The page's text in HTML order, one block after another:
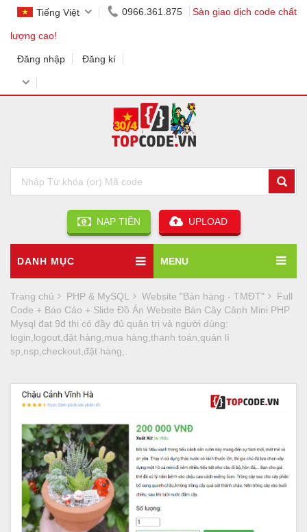
Tiếng Việt 0966.361.875 Sàn giao dịch code chất
lượng cao!
Đăng nhập Đăng kí
NẠP TIỀN UPLOAD
DANH MỤC MENU
Trang chủ PHP & MySQL Website "Bán hàng - TMĐT"
Full
Code + Báo Cáo + Slide Đồ Án Website Bán Cây Cảnh Mini PHP
Mysql đạt 9đ thi có đầy đủ quản trị và người dùng:
login,logout,đặt hàng,mua hàng,thanh toán,quản lí
sp,nsp,checkout,đặt hàng,.